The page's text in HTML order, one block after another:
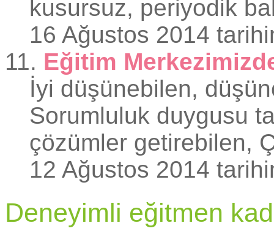
kusursuz, periyodik
16 Ağustos 2014
11. Eğitim
İyi düşünebilen,
Sorumluluk duygusu
çözümler getirebilen,
12 Ağustos 2014
Deneyimli eğitmen